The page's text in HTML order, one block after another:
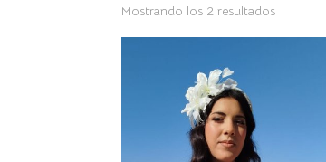
Mostrando los 2 resultadosOrdenado
por